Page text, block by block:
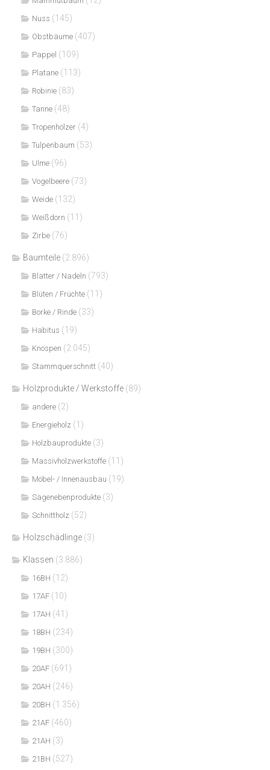
Nuss (145)
Obstbäume (407)
Pappel (109)
Platane (113)
Robinie (83)
Tanne (48)
Tropenhölzer (4)
Tulpenbaum (53)
Ulme (96)
Vogelbeere (73)
Weide (132)
Weißdorn (11)
Zirbe (76)
Baumteile (2.896)
Blätter / Nadeln (793)
Blüten / Früchte (11)
Borke / Rinde (33)
Habitus (19)
Knospen (2.045)
Stammquerschnitt (40)
Holzprodukte / Werkstoffe (89)
andere (2)
Energieholz (1)
Holzbauprodukte (3)
Massivholzwerkstoffe (11)
Möbel- / Innenausbau (19)
Sägenebenprodukte (3)
Schnittholz (52)
Holzschädlinge (3)
Klassen (3.886)
16BH (12)
17AF (10)
17AH (41)
18BH (234)
19BH (300)
20AF (691)
20AH (246)
20BH (1.356)
21AF (460)
21AH (3)
21BH (527)